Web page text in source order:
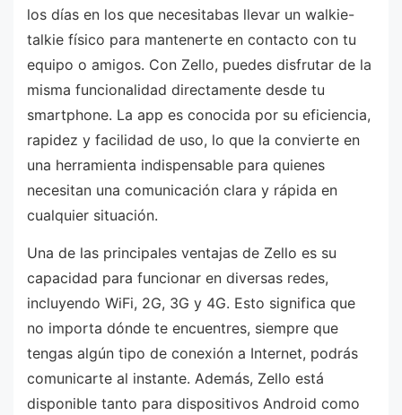
los días en los que necesitabas llevar un walkie-
talkie físico para mantenerte en contacto con tu
equipo o amigos. Con Zello, puedes disfrutar de la
misma funcionalidad directamente desde tu
smartphone. La app es conocida por su eficiencia,
rapidez y facilidad de uso, lo que la convierte en
una herramienta indispensable para quienes
necesitan una comunicación clara y rápida en
cualquier situación.
Una de las principales ventajas de Zello es su
capacidad para funcionar en diversas redes,
incluyendo WiFi, 2G, 3G y 4G. Esto significa que
no importa dónde te encuentres, siempre que
tengas algún tipo de conexión a Internet, podrás
comunicarte al instante. Además, Zello está
disponible tanto para dispositivos Android como